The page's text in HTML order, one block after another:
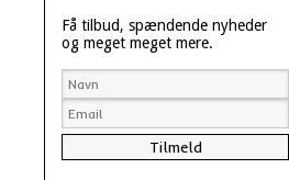
Få tilbud, spændende nyheder
og meget meget mere.